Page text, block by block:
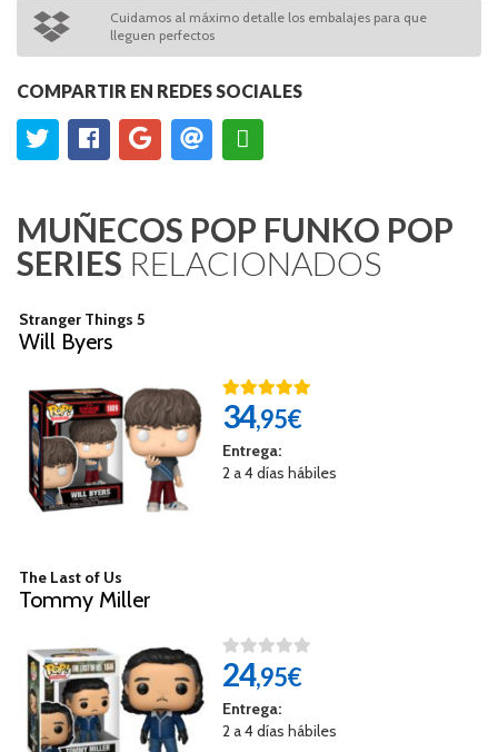
Cuidamos al máximo detalle los embalajes para que
lleguen perfectos
COMPARTIR EN REDES SOCIALES
MUÑECOS POP FUNKO POP
SERIES RELACIONADOS
Stranger Things 5
Will Byers
34,95€
Entrega:
2 a 4 días hábiles
The Last of Us
Tommy Miller​
24,95€
Entrega:
2 a 4 días hábiles